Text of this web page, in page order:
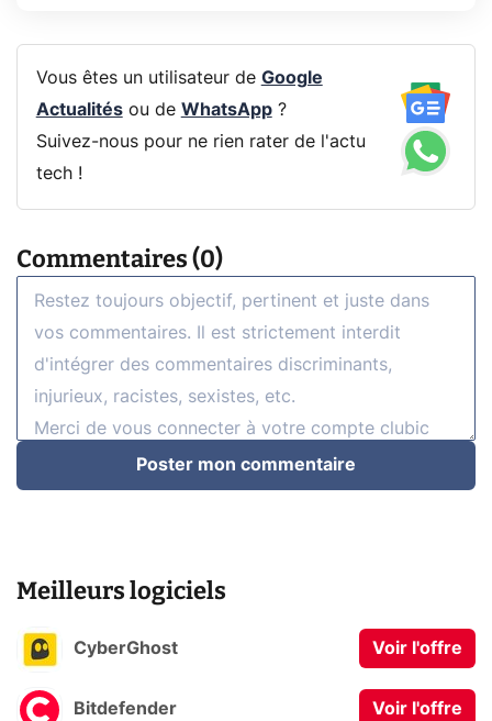
Vous êtes un utilisateur de Google
Actualitésou de WhatsApp?
Suivez-nous pour ne rien rater de l'actu
tech !
Commentaires (0)
Poster mon commentaire
Meilleurs logiciels
CyberGhost Voir l'offre
Bitdefender Voir l'offre